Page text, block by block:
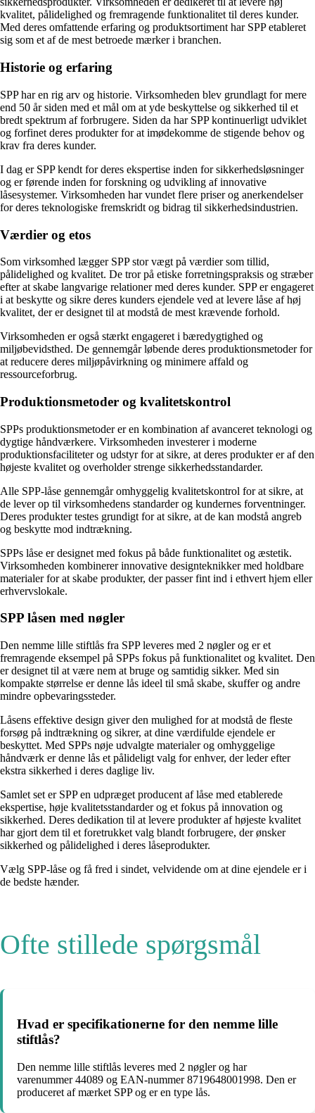
kvalitet, pålidelighed og fremragende funktionalitet til deres kunder.
Med deres omfattende erfaring og produktsortiment har SPP etableret
sig som et af de mest betroede mærker i branchen.
Historie og erfaring
SPP har en rig arv og historie. Virksomheden blev grundlagt for mere
end 50 år siden med et mål om at yde beskyttelse og sikkerhed til et
bredt spektrum af forbrugere. Siden da har SPP kontinuerligt udviklet
og forfinet deres produkter for at imødekomme de stigende behov og
krav fra deres kunder.
I dag er SPP kendt for deres ekspertise inden for sikkerhedsløsninger
og er førende inden for forskning og udvikling af innovative
låsesystemer. Virksomheden har vundet flere priser og anerkendelser
for deres teknologiske fremskridt og bidrag til sikkerhedsindustrien.
Værdier og etos
Som virksomhed lægger SPP stor vægt på værdier som tillid,
pålidelighed og kvalitet. De tror på etiske forretningspraksis og stræber
efter at skabe langvarige relationer med deres kunder. SPP er engageret
i at beskytte og sikre deres kunders ejendele ved at levere låse af høj
kvalitet, der er designet til at modstå de mest krævende forhold.
Virksomheden er også stærkt engageret i bæredygtighed og
miljøbevidsthed. De gennemgår løbende deres produktionsmetoder for
at reducere deres miljøpåvirkning og minimere affald og
ressourceforbrug.
Produktionsmetoder og kvalitetskontrol
SPPs produktionsmetoder er en kombination af avanceret teknologi og
dygtige håndværkere. Virksomheden investerer i moderne
produktionsfaciliteter og udstyr for at sikre, at deres produkter er af den
højeste kvalitet og overholder strenge sikkerhedsstandarder.
Alle SPP-låse gennemgår omhyggelig kvalitetskontrol for at sikre, at
de lever op til virksomhedens standarder og kundernes forventninger.
Deres produkter testes grundigt for at sikre, at de kan modstå angreb
og beskytte mod indtrækning.
SPPs låse er designet med fokus på både funktionalitet og æstetik.
Virksomheden kombinerer innovative designteknikker med holdbare
materialer for at skabe produkter, der passer fint ind i ethvert hjem eller
erhvervslokale.
SPP låsen med nøgler
Den nemme lille stiftlås fra SPP leveres med 2 nøgler og er et
fremragende eksempel på SPPs fokus på funktionalitet og kvalitet. Den
er designet til at være nem at bruge og samtidig sikker. Med sin
kompakte størrelse er denne lås ideel til små skabe, skuffer og andre
mindre opbevaringssteder.
Låsens effektive design giver den mulighed for at modstå de fleste
forsøg på indtrækning og sikrer, at dine værdifulde ejendele er
beskyttet. Med SPPs nøje udvalgte materialer og omhyggelige
håndværk er denne lås et pålideligt valg for enhver, der leder efter
ekstra sikkerhed i deres daglige liv.
Samlet set er SPP en udpræget producent af låse med etablerede
ekspertise, høje kvalitetsstandarder og et fokus på innovation og
sikkerhed. Deres dedikation til at levere produkter af højeste kvalitet
har gjort dem til et foretrukket valg blandt forbrugere, der ønsker
sikkerhed og pålidelighed i deres låseprodukter.
Vælg SPP-låse og få fred i sindet, velvidende om at dine ejendele er i
de bedste hænder.
Ofte stillede spørgsmål
Hvad er specifikationerne for den nemme lille
stiftlås?
Den nemme lille stiftlås leveres med 2 nøgler og har
varenummer 44089 og EAN-nummer 8719648001998. Den er
produceret af mærket SPP og er en type lås.